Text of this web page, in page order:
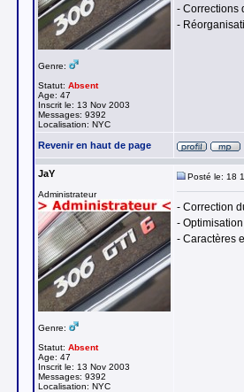
Genre:
Statut: Absent
Age: 47
Inscrit le: 13 Nov 2003
Messages: 9392
Localisation: NYC
- Corrections
-
Revenir en haut de page
JaY
Administrateur
Genre:
Statut: Absent
Age: 47
Inscrit le: 13 Nov 2003
Messages: 9392
Localisation: NYC
Posté le: 18
- Correction
-
- Caractères